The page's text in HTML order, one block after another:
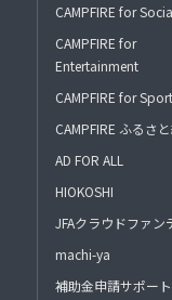
CAMPFIRE for
CAMPFIRE for
Entertainment
CAMPFIRE for
CAMPFIRE ふるさ
AD FOR ALL
HIOKOSHI
JFAクラウドファン
machi-ya
補助金申請サポート